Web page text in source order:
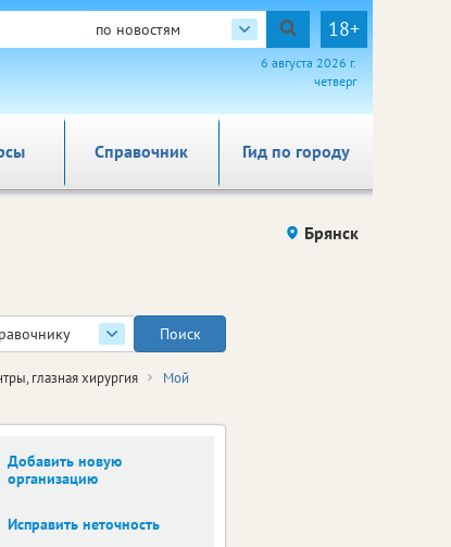
по новостям 18+
6 августа 2026 г.
четверг
Справочник Гид по городу
Брянск
глазная хирургия
Мой
Добавить новую
организацию
Исправить неточность